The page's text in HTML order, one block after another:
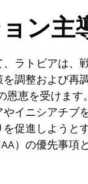
ン主
ラトビアは、
調整および再
恩恵を受けま
イニシアチブ
促進しようと
）の優先事項